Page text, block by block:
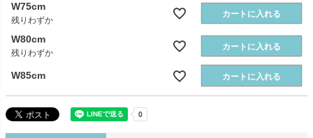
W75cm
残りわずか
カートに入れる
W80cm
残りわずか
カートに入れる
W85cm カートに入れる